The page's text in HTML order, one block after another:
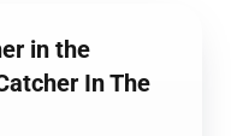
in the
In The